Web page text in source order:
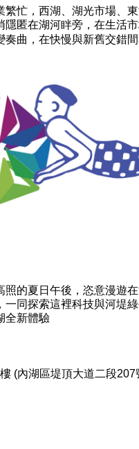
忙，西湖、湖光市場、
匿在湖河眫旁，在生活
曲，在快慢與新舊交錯
坊
的夏日午後，恣意漫遊
同探索這裡科技與河堤
全新體驗
(內湖區堤頂大道二段